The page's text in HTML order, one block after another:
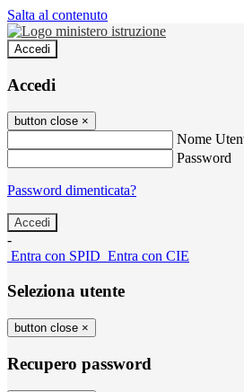
Salta al contenuto
Accedi
Accedi
button close ×
Nome
Password
Password dimenticata?
-
Entra con SPID Entra con CIE
Seleziona utente
button close ×
Recupero password